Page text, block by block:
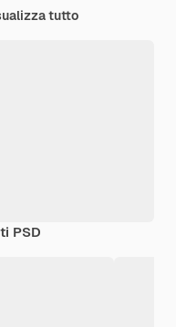
tutto
PSD